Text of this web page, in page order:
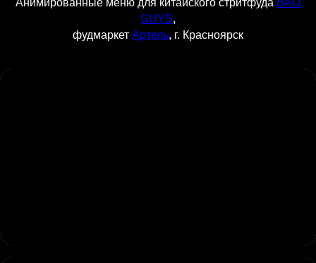
Анимированные меню для китайского стритфуда BAO
GUYS,
фудмаркет Артель, г. Красноярск